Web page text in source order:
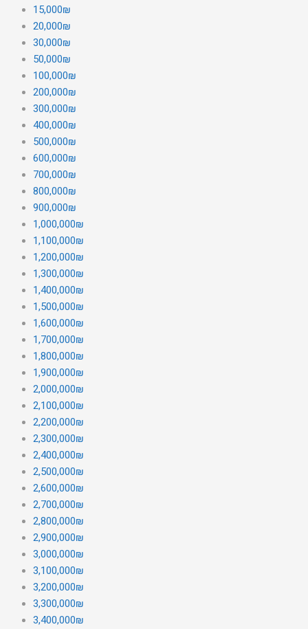
15,000₪
20,000₪
30,000₪
50,000₪
100,000₪
200,000₪
300,000₪
400,000₪
500,000₪
600,000₪
700,000₪
800,000₪
900,000₪
1,000,000₪
1,100,000₪
1,200,000₪
1,300,000₪
1,400,000₪
1,500,000₪
1,600,000₪
1,700,000₪
1,800,000₪
1,900,000₪
2,000,000₪
2,100,000₪
2,200,000₪
2,300,000₪
2,400,000₪
2,500,000₪
2,600,000₪
2,700,000₪
2,800,000₪
2,900,000₪
3,000,000₪
3,100,000₪
3,200,000₪
3,300,000₪
3,400,000₪